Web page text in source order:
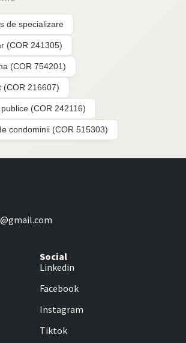
de specializare
(COR 241305)
(COR 754201)
(COR 216607)
(COR 242116)
condominii (COR 515303)
Social
Linkedin
Facebook
Instagram
Tiktok